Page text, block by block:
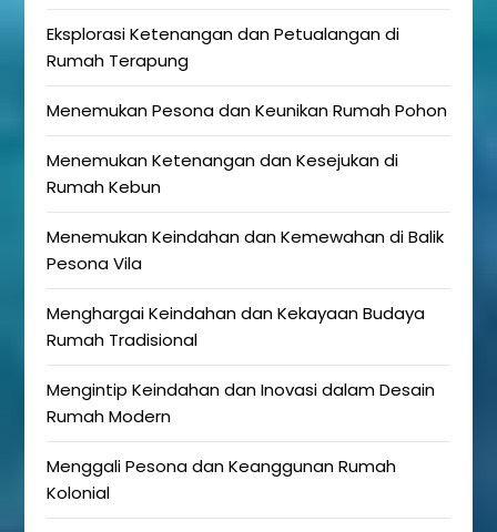
Eksplorasi Ketenangan dan Petualangan di
Rumah Terapung
Menemukan Pesona dan Keunikan Rumah Pohon
Menemukan Ketenangan dan Kesejukan di
Rumah Kebun
Menemukan Keindahan dan Kemewahan di Balik
Pesona Vila
Menghargai Keindahan dan Kekayaan Budaya
Rumah Tradisional
Mengintip Keindahan dan Inovasi dalam Desain
Rumah Modern
Menggali Pesona dan Keanggunan Rumah
Kolonial